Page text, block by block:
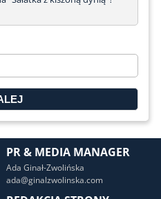
PR & MEDIA MANAGER
Ada Ginał-Zwolińska
ada@ginalzwolinska.com